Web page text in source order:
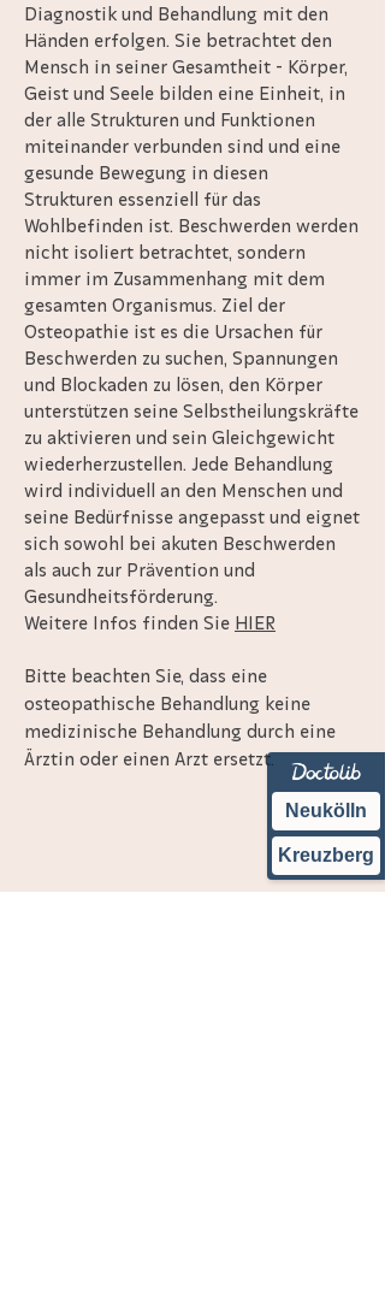
Neukölln
Kreuzberg
Diagnostik und Behandlung mit den
Händen erfolgen. Sie betrachtet den
Mensch in seiner Gesamtheit - Körper,
Geist und Seele bilden eine Einheit, in
der alle Strukturen und Funktionen
miteinander verbunden sind und eine
gesunde Bewegung in diesen
Strukturen essenziell für das
Wohlbefinden ist. Beschwerden werden
nicht isoliert betrachtet, sondern
immer im Zusammenhang mit dem
gesamten Organismus. Ziel der
Osteopathie ist es die Ursachen für
Beschwerden zu suchen, Spannungen
und Blockaden zu lösen, den Körper
unterstützen seine Selbstheilungskräfte
zu aktivieren und sein Gleichgewicht
wiederherzustellen. Jede Behandlung
wird individuell an den Menschen und
seine Bedürfnisse angepasst und eignet
sich sowohl bei akuten Beschwerden
als auch zur Prävention und
Gesundheitsförderung.
Weitere Infos finden Sie HIER
Bitte beachten Sie, dass eine
osteopathische Behandlung keine
medizinische Behandlung durch eine
Ärztin oder einen Arzt ersetzt.